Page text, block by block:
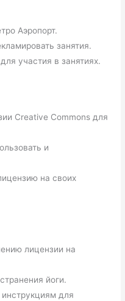
Аэропорт.
занятия.
участия в занятиях.
Creative Commons для
и
на своих
лицензии на
йоги.
для